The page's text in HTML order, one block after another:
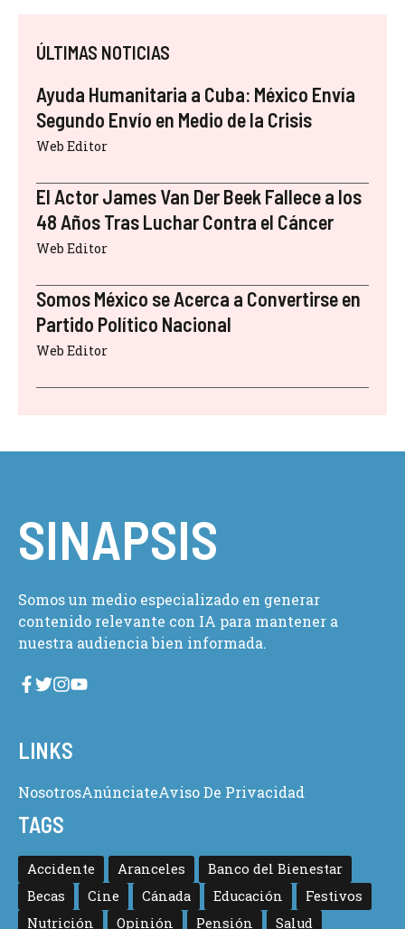
ÚLTIMAS NOTICIAS
Ayuda Humanitaria a Cuba: México Envía
Segundo Envío en Medio de la Crisis
Web Editor
El Actor James Van Der Beek Fallece a los
48 Años Tras Luchar Contra el Cáncer
Web Editor
Somos México se Acerca a Convertirse en
Partido Político Nacional
Web Editor
SINAPSIS
Somos un medio especializado en generar
contenido relevante con IA para mantener a
nuestra audiencia bien informada.
LINKS
NosotrosAnúnciateAviso De Privacidad
TAGS
Accidente Aranceles
Banco del Bienestar
Becas
Cine Cánada Educación
Festivos
Nutrición
Opinión Pensión Salud